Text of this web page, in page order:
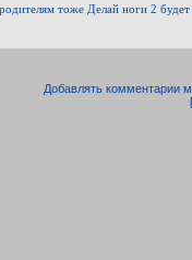
тоже Делай ноги 2 будет
Добавлять комментарии
[